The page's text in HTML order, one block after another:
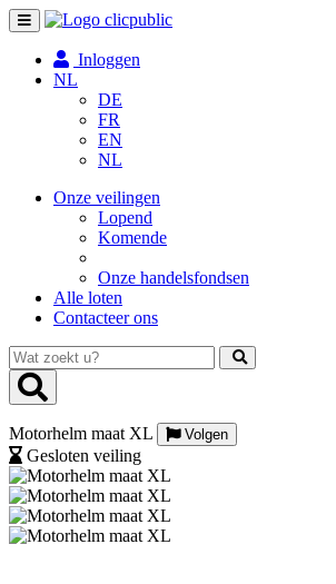
Toggle
navigation
Inloggen
NL
DE
FR
EN
NL
Onze veilingen
Lopend
Komende
Onze handelsfondsen
Alle loten
Contacteer ons
Wat
zoekt
u?
Motorhelm maat XL Volgen
Gesloten veiling